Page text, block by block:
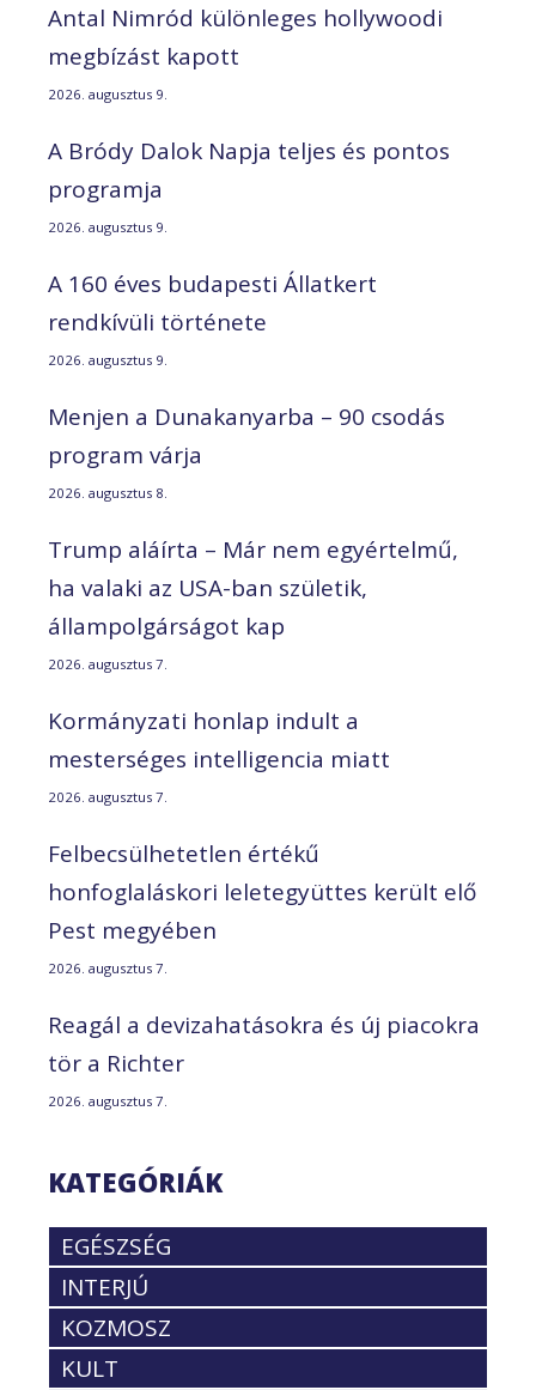
Antal Nimród különleges hollywoodi
megbízást kapott
2026. augusztus 9.
A Bródy Dalok Napja teljes és pontos
programja
2026. augusztus 9.
A 160 éves budapesti Állatkert
rendkívüli története
2026. augusztus 9.
Menjen a Dunakanyarba – 90 csodás
program várja
2026. augusztus 8.
Trump aláírta – Már nem egyértelmű,
ha valaki az USA-ban születik,
állampolgárságot kap
2026. augusztus 7.
Kormányzati honlap indult a
mesterséges intelligencia miatt
2026. augusztus 7.
Felbecsülhetetlen értékű
honfoglaláskori leletegyüttes került elő
Pest megyében
2026. augusztus 7.
Reagál a devizahatásokra és új piacokra
tör a Richter
2026. augusztus 7.
KATEGÓRIÁK
EGÉSZSÉG
INTERJÚ
KOZMOSZ
KULT